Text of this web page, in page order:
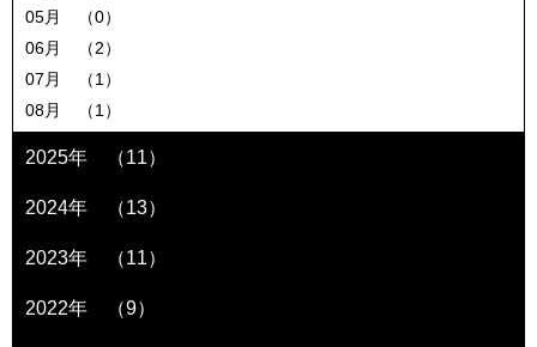
05月 （0）
06月 （2）
07月 （1）
08月 （1）
2025年 （11）
2024年 （13）
2023年 （11）
2022年 （9）